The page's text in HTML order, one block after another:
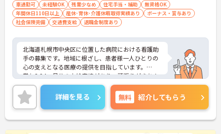
車通勤可 未経験OK 残業少なめ 住宅手当・補助
無資格OK
年間休日110日以上
産休･育休･介護休暇取得実績あり
ボーナス・賞与あり
社会保険完備
交通費支給 退職金制度あり
北海道札幌市中央区に位置した病院における看護助
手の募集です。地域に根ざし、患者様一人ひとりの
心の支えとなる医療の提供を目指しています。
賞与3.24ヶ月分の支給実績があり、頑張りがきちん
と評価される職場です。また、年間休日が122日も
あるので、プライベートを大切にしながらご勤務い
ただけます。
ご興味のある方には、面接対策ポイントなど、さら
に詳細をお話しいたしますのでお気軽にご相談くだ
さい！
詳細を見る 無料 紹介してもらう